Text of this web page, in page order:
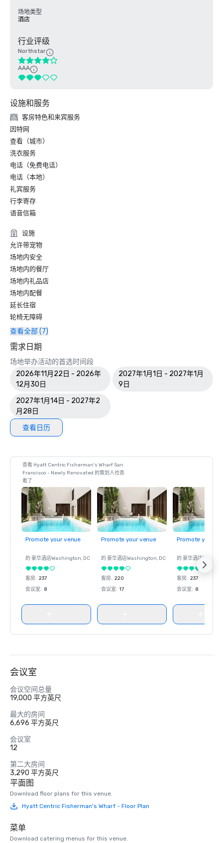
场地类型
酒店
行业评级
Northstar
AAA
设施和服务
客房特色和来宾服务
因特网
查看（城市）
洗衣服务
电话（免费电话）
电话（本地）
礼宾服务
行李寄存
语音信箱
设施
允许带宠物
场地内安全
场地内的餐厅
场地内礼品店
场地内配餐
延长住宿
轮椅无障碍
查看全部 (7)
需求日期
场地举办活动的首选时间段
2026年11月22日 - 2026年
12月30日
2027年1月1日 - 2027年1月
9日
2027年1月14日 - 2027年2
月28日
查看日历
查看 Hyatt Centric Fisherman's Wharf San
Francisco - Newly Renovated 的策划人也查
看了
Promote your venue
的 豪华酒店Washington, DC
客房: 237
会议室: 8
Promote your venue
的 豪华酒店Washington, DC
客房: 220
会议室: 17
Promote your
的 豪华酒店
客房: 237
会议室: 8
会议室
会议空间总量
19,000 平方英尺
最大的房间
6,696 平方英尺
会议室
12
第二大房间
3,290 平方英尺
平面图
Download floor plans for this venue.
Hyatt Centric Fisherman's Wharf - Floor Plan
菜单
Download catering menus for this venue.